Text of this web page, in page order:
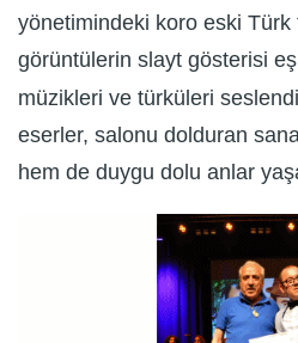
yönetimindeki koro eski
görüntülerin slayt gösterisi
müzikleri ve türküleri
eserler, salonu dolduran
hem de duygu dolu anlar